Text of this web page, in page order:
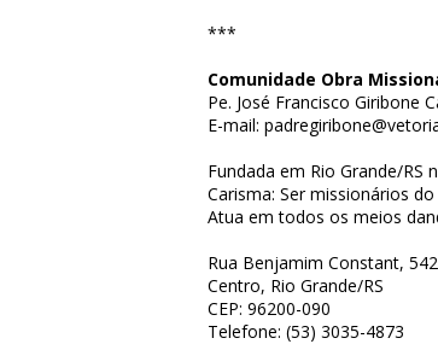
***
Comunidade Obra
Pe. José Francisco Giribone
E-mail:
Fundada em Rio Grande/RS
Carisma: Ser missionários
Atua em todos os meios
Rua Benjamim Constant, 542
Centro, Rio Grande/RS
CEP: 96200-090
Telefone: (53) 3035-4873